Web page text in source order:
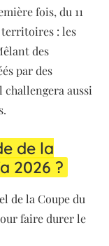
fois, du 11
territoires : les
des
par des
challengera aussi
de la
2026 ?
de la Coupe du
faire durer le